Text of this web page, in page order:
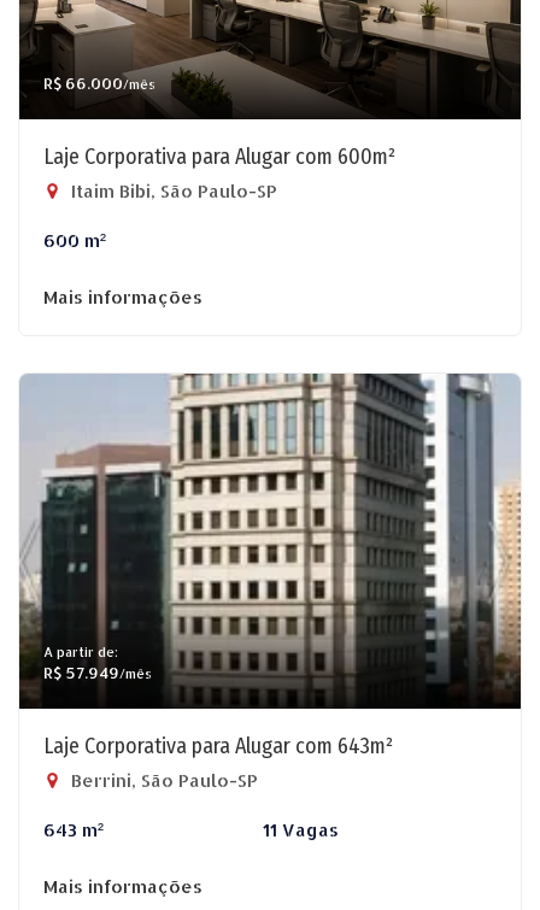
R$ 66.000/mês
Laje Corporativa para Alugar com 600m²
Itaim Bibi, São Paulo-SP
600 m²
Mais informações
A partir de:
R$ 57.949/mês
Laje Corporativa para Alugar com 643m²
Berrini, São Paulo-SP
643 m² 11 Vagas
Mais informações